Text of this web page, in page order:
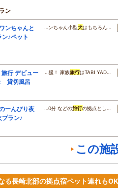
ン
ンちゃんと
♪ペット
…ンちゃん小型犬はもちろん…
旅行 デビュー
貸切風呂
…援！ 家族旅行はTABI YAD…
ーんびり夜
プラン♪
…0分 などの旅行の拠点とし…
この施
る長崎北部の拠点宿ペット連れもOK